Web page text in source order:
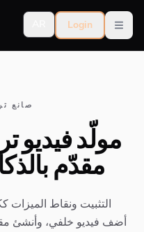
Login
صانع
مولّد فيديو
مقدّم